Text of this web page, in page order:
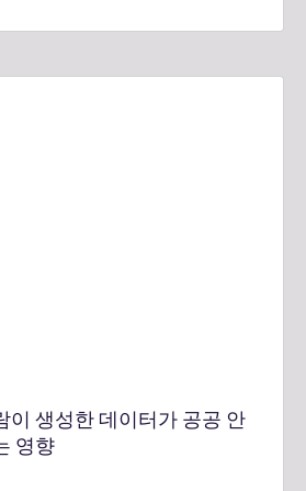
이 생성한 데이터가 공공 안
영향